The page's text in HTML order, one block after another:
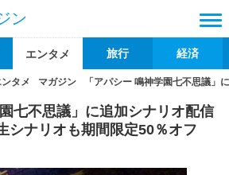
ン
エンタメ 旅行 経済
ンタメ マガジン 「アパシー 鳴神学園七不思議
七不思議」に追加シナリオ配信
シナリオも期間限定50％オフ